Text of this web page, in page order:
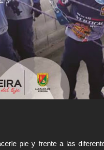
pie y frente a las